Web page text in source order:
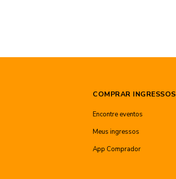
COMPRAR INGRESSOS
Encontre eventos
Meus ingressos
App Comprador